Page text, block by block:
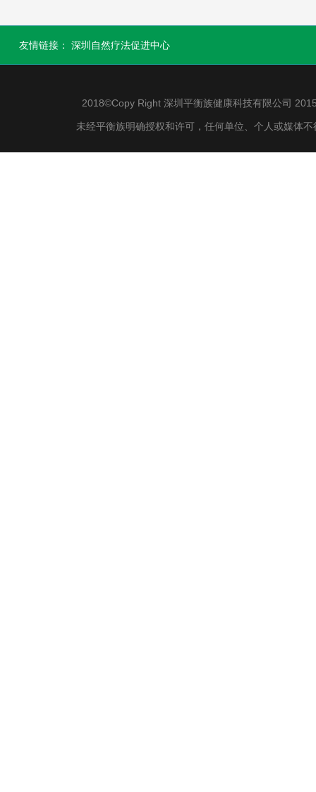
友情链接： 深圳自然疗法促进中心
2018©Copy Right 深圳平衡族健康科技有限公司
未经平衡族明确授权和许可，任何单位、个人或媒体